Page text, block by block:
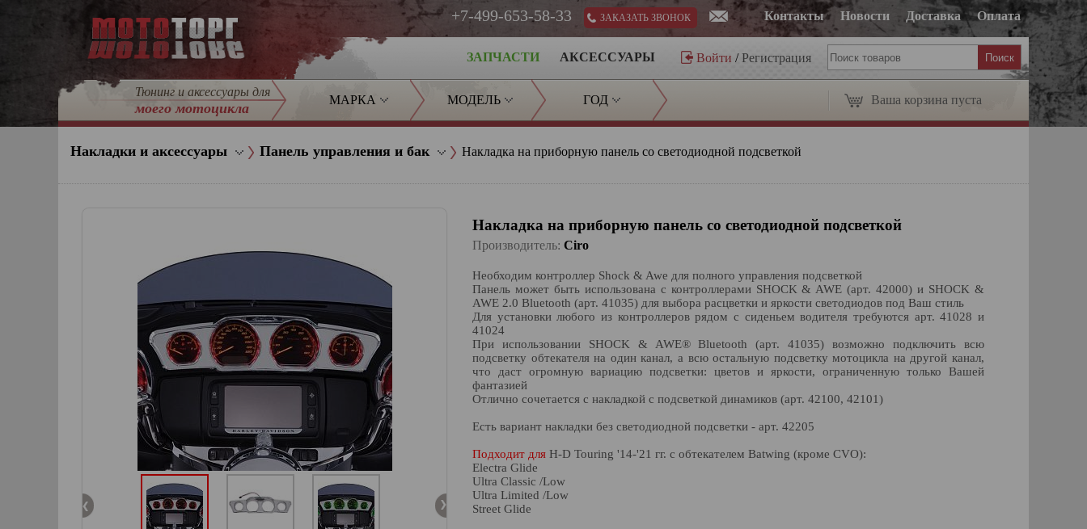
Оплата
Доставка
Новости
Контакты
ЗАКАЗАТЬ ЗВОНОК
+7-499-653-58-33
Войти /Регистрация
АКСЕССУАРЫ
ЗАПЧАСТИ
Тюнинг и аксессуары для
моего мотоцикла
МАРКА МОДЕЛЬ ГОД Ваша корзина пуста
Накладки и аксессуары Панель управления и бак Накладка на приборную панель со светодиодной подсветкой
Накладка на приборную панель со светодиодной подсветкой
Производитель: Ciro
Необходим контроллер Shock & Awe для полного управления подсветкой
Панель может быть использована с контроллерами SHOCK & AWE (арт. 42000) и SHOCK &
AWE 2.0 Bluetooth (арт. 41035) для выбора расцветки и яркости светодиодов под Ваш стиль
Для установки любого из контроллеров рядом с сиденьем водителя требуются арт. 41028 и
41024
При использовании SHOCK & AWE® Bluetooth (арт. 41035) возможно подключить всю
подсветку обтекателя на один канал, а всю остальную подсветку мотоцикла на другой канал,
что даст огромную вариацию подсветки: цветов и яркости, ограниченную только Вашей
фантазией
Отлично сочетается с накладкой с подсветкой динамиков (арт. 42100, 42101)
Есть вариант накладки без светодиодной подсветки - арт. 42205
Подходит для H-D Touring '14-'21 гг. с обтекателем Batwing (кроме CVO):
Electra Glide
Ultra Classic /Low
Ultra Limited /Low
Street Glide